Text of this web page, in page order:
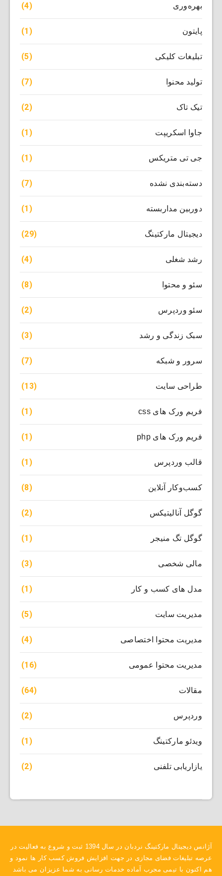
بهره‌وری (4)
پایتون (1)
تبلیغات کلیکی (5)
تولید محنوا (7)
تیک تاک (2)
جاوا اسکریپت (1)
جی تی متریکس (1)
دسته‌بندی نشده (7)
دوربین مداربسته (1)
دیجیتال مارکتینگ (29)
رشد شغلی (4)
سئو و محتوا (8)
سئو وردپرس (2)
سبک زندگی و رشد (3)
سرور و شبکه (7)
طراحی سایت (13)
فریم ورک های css (1)
فریم ورک های php (1)
قالب وردپرس (1)
کسب‌وکار آنلاین (8)
گوگل آنالیتیکس (2)
گوگل تگ منیجر (1)
مالی شخصی (3)
مدل های کسب و کار (1)
مدیریت سایت (5)
مدیریت محتوا اختصاصی (4)
مدیریت محتوا عمومی (16)
مقالات (64)
وردپرس (2)
ویدئو مارکتینگ (1)
یازاریابی تلفنی (2)
آژانس دیجیتال مارکتینگ نردبان در سال 1394 ثبت و شروع به فعالیت در
عرصه تبلیغات فضای مجازی در جهت افزایش فروش کسب کار ها نمود و
هم اکنون با تیمی مجرب آماده خدمات رسانی به شما عزیزان می باشد